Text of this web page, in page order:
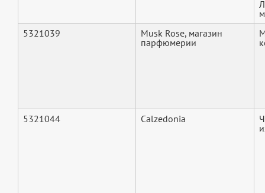
5321039
Musk Rose, магазин
парфюмерии
5321044 Calzedonia